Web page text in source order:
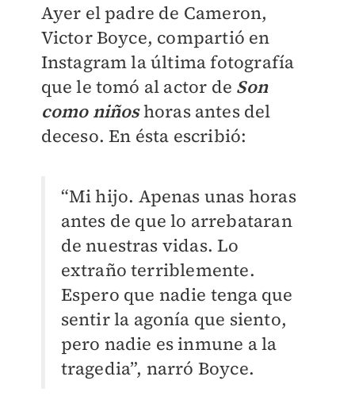
Ayer el padre de Cameron,
Victor Boyce, compartió en
Instagram la última fotografía
que le tomó al actor de Son
como niñoshoras antes del
deceso. En ésta escribió:
“Mi hijo. Apenas unas horas
antes de que lo arrebataran
de nuestras vidas. Lo
extraño terriblemente.
Espero que nadie tenga que
sentir la agonía que siento,
pero nadie es inmune a la
tragedia”, narró Boyce.